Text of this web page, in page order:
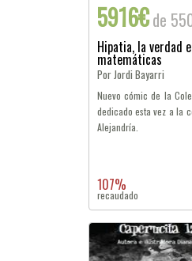
5916€de
Hipatia, la verdad
matemáticas
Por Jordi Bayarri
Nuevo cómic de la
dedicado esta vez a la
Alejandría.
107%
recaudado